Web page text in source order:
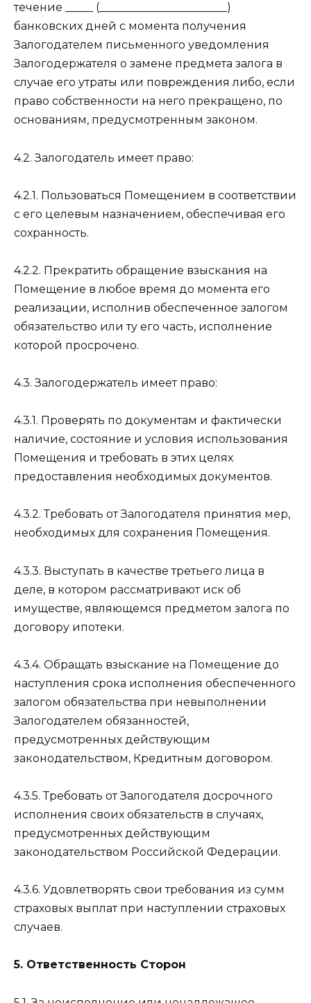
течение _____ (_______________________)
банковских дней с момента получения
Залогодателем письменного уведомления
Залогодержателя о замене предмета залога в
случае его утраты или повреждения либо, если
право собственности на него прекращено, по
основаниям, предусмотренным законом.
4.2. Залогодатель имеет право:
4.2.1. Пользоваться Помещением в соответствии
с его целевым назначением, обеспечивая его
сохранность.
4.2.2. Прекратить обращение взыскания на
Помещение в любое время до момента его
реализации, исполнив обеспеченное залогом
обязательство или ту его часть, исполнение
которой просрочено.
4.3. Залогодержатель имеет право:
4.3.1. Проверять по документам и фактически
наличие, состояние и условия использования
Помещения и требовать в этих целях
предоставления необходимых документов.
4.3.2. Требовать от Залогодателя принятия мер,
необходимых для сохранения Помещения.
4.3.3. Выступать в качестве третьего лица в
деле, в котором рассматривают иск об
имуществе, являющемся предметом залога по
договору ипотеки.
4.3.4. Обращать взыскание на Помещение до
наступления срока исполнения обеспеченного
залогом обязательства при невыполнении
Залогодателем обязанностей,
предусмотренных действующим
законодательством, Кредитным договором.
4.3.5. Требовать от Залогодателя досрочного
исполнения своих обязательств в случаях,
предусмотренных действующим
законодательством Российской Федерации.
4.3.6. Удовлетворять свои требования из сумм
страховых выплат при наступлении страховых
случаев.
5. Ответственность Сторон